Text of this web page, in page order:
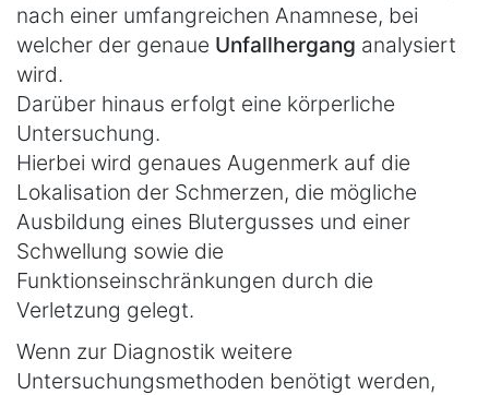
nach einer umfangreichen Anamnese, bei
welcher der genaue Unfallhergang analysiert
wird.
Darüber hinaus erfolgt eine körperliche
Untersuchung.
Hierbei wird genaues Augenmerk auf die
Lokalisation der Schmerzen, die mögliche
Ausbildung eines Blutergusses und einer
Schwellung sowie die
Funktionseinschränkungen durch die
Verletzung gelegt.
Wenn zur Diagnostik weitere
Untersuchungsmethoden benötigt werden,